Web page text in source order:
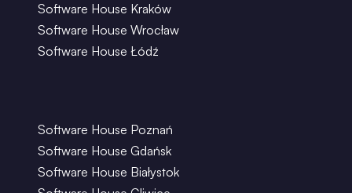
Software House Kraków
Software House Wrocław
Software House Łódź
Software House Poznań
Software House Gdańsk
Software House Białystok